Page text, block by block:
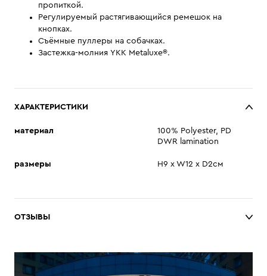
пропиткой.
Регулируемый растягивающийся ремешок на
кнопках.
Съёмные пуллеры на собачках.
Застежка-молния YKK Metaluxe®.
ХАРАКТЕРИСТИКИ
материал
100% Polyester, PD
DWR lamination
размеры H9 x W12 x D2см
ОТЗЫВЫ